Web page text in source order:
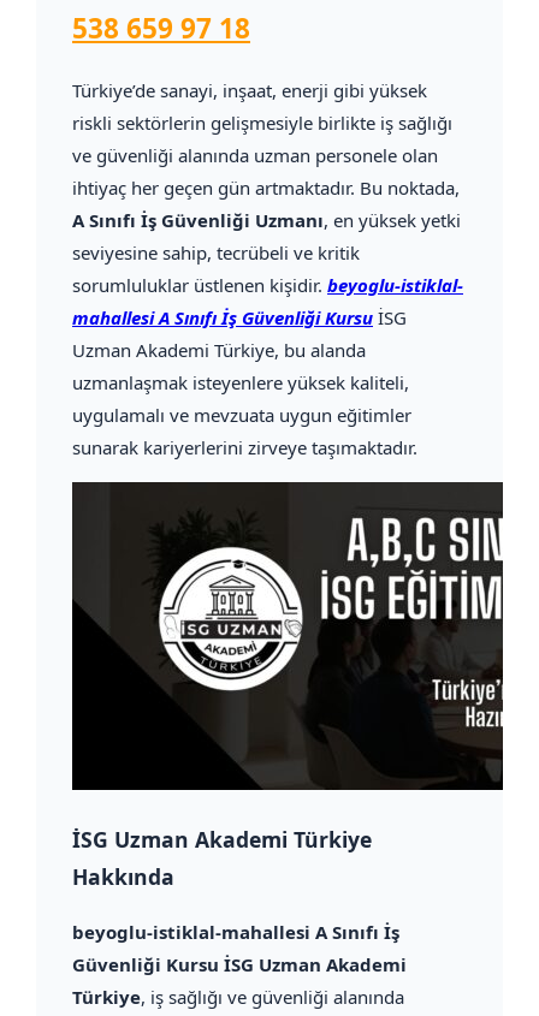
538 659 97 18
Türkiye’de sanayi, inşaat, enerji gibi yüksek
riskli sektörlerin gelişmesiyle birlikte iş sağlığı
ve güvenliği alanında uzman personele olan
ihtiyaç her geçen gün artmaktadır. Bu noktada,
A Sınıfı İş Güvenliği Uzmanı, en yüksek yetki
seviyesine sahip, tecrübeli ve kritik
sorumluluklar üstlenen kişidir. beyoglu-istiklal-
mahallesi A Sınıfı İş Güvenliği Kursu İSG
Uzman Akademi Türkiye, bu alanda
uzmanlaşmak isteyenlere yüksek kaliteli,
uygulamalı ve mevzuata uygun eğitimler
sunarak kariyerlerini zirveye taşımaktadır.
İSG Uzman Akademi Türkiye
Hakkında
beyoglu-istiklal-mahallesi A Sınıfı İş
Güvenliği Kursu İSG Uzman Akademi
Türkiye, iş sağlığı ve güvenliği alanında